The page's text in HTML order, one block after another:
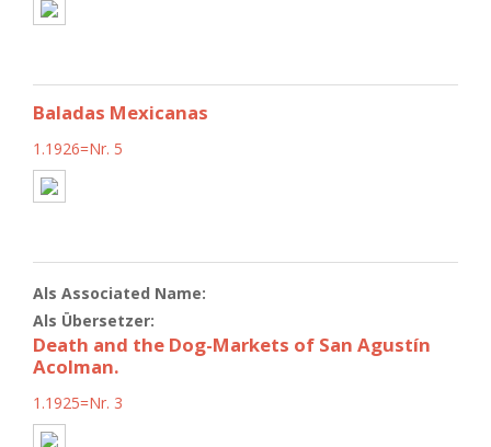
Baladas Mexicanas
1.1926=Nr. 5
Als Associated Name:
Als Übersetzer:
Death and the Dog-Markets of San Agustín
Acolman.
1.1925=Nr. 3